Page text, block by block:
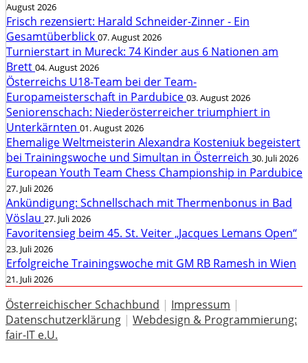
August 2026
Frisch rezensiert: Harald Schneider-Zinner - Ein
Gesamtüberblick 07. August 2026
Turnierstart in Mureck: 74 Kinder aus 6 Nationen am
Brett 04. August 2026
Österreichs U18-Team bei der Team-
Europameisterschaft in Pardubice 03. August 2026
Seniorenschach: Niederösterreicher triumphiert in
Unterkärnten 01. August 2026
Ehemalige Weltmeisterin Alexandra Kosteniuk begeistert
bei Trainingswoche und Simultan in Österreich 30. Juli 2026
European Youth Team Chess Championship in Pardubice
27. Juli 2026
Ankündigung: Schnellschach mit Thermenbonus in Bad
Vöslau 27. Juli 2026
Favoritensieg beim 45. St. Veiter „Jacques Lemans Open“
23. Juli 2026
Erfolgreiche Trainingswoche mit GM RB Ramesh in Wien
21. Juli 2026
Österreichischer Schachbund | Impressum |
Datenschutzerklärung | Webdesign & Programmierung:
fair-IT e.U.